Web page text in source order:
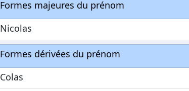
Formes majeures du prénom
Nicolas
Formes dérivées du prénom
Colas